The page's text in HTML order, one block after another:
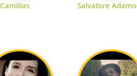
Camillas Salvatore Adamo